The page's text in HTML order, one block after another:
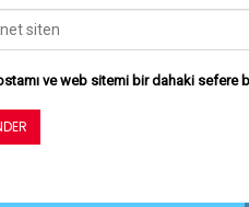
ve web sitemi bir dahaki sefere